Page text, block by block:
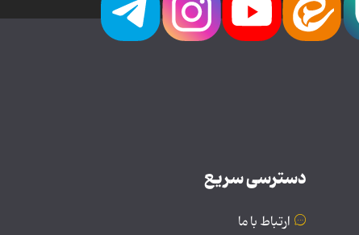
دسترسی سریع
ارتباط با ما